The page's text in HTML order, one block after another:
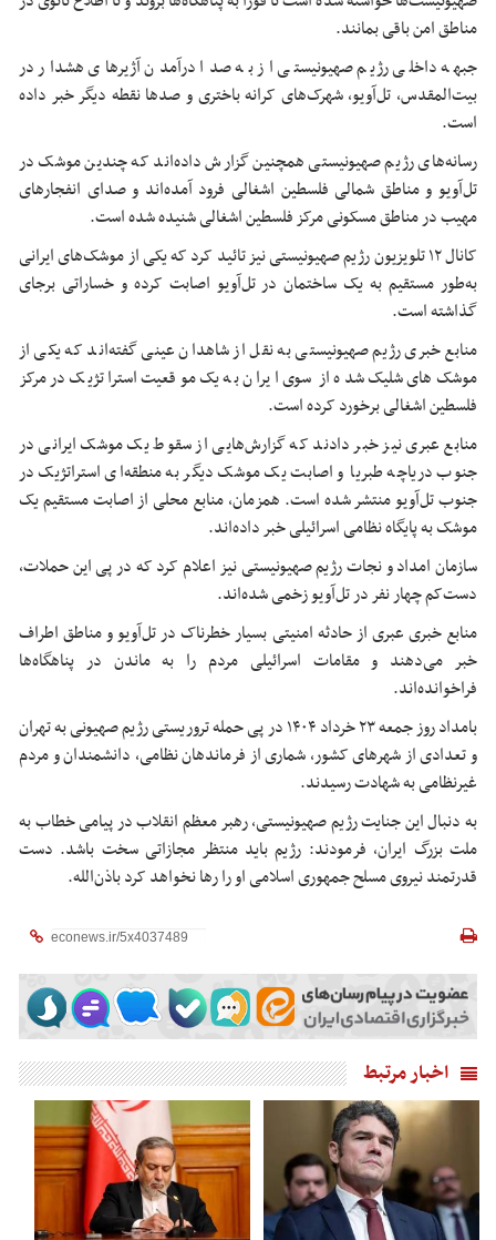
مناطق امن باقی بمانند.
جبهه داخلی رژیم صهیونیستی از به صدا درآمدن آژیرهای هشدار در
بیت‌المقدس، تل‌آویو، شهرک‌های کرانه باختری و صدها نقطه دیگر خبر داده
است.
رسانه‌های رژیم صهیونیستی همچنین گزارش داده‌اند که چندین موشک در
تل‌آویو و مناطق شمالی فلسطین اشغالی فرود آمده‌اند و صدای انفجارهای
مهیب در مناطق مسکونی مرکز فلسطین اشغالی شنیده شده است.
کانال ۱۲ تلویزیون رژیم صهیونیستی نیز تائید کرد که یکی از موشک‌های ایرانی
به‌طور مستقیم به یک ساختمان در تل‌آویو اصابت کرده و خساراتی برجای
گذاشته است.
منابع خبری رژیم صهیونیستی به نقل از شاهدان عینی گفته‌اند که یکی از
موشک‌های شلیک‌شده از سوی ایران به یک موقعیت استراتژیک در مرکز
فلسطین اشغالی برخورد کرده است.
منابع عبری نیز خبر دادند که گزارش‌هایی از سقوط یک موشک ایرانی در
جنوب دریاچه طبریا و اصابت یک موشک دیگر به منطقه‌ای استراتژیک در
جنوب تل‌آویو منتشر شده است. همزمان، منابع محلی از اصابت مستقیم یک
موشک به پایگاه نظامی اسرائیلی خبر داده‌اند.
سازمان امداد و نجات رژیم صهیونیستی نیز اعلام کرد که در پی این حملات،
دست‌کم چهار نفر در تل‌آویو زخمی شده‌اند.
منابع خبری عبری از حادثه امنیتی بسیار خطرناک در تل‌آویو و مناطق اطراف
خبر می‌دهند و مقامات اسرائیلی مردم را به ماندن در پناهگاه‌ها
فراخوانده‌اند.
بامداد روز جمعه ۲۳ خرداد ۱۴۰۴ در پی حمله تروریستی رژیم صهیونی به تهران
و تعدادی از شهرهای کشور، شماری از فرماندهان نظامی، دانشمندان و مردم
غیرنظامی به شهادت رسیدند.
به دنبال این جنایت رژیم صهیونیستی، رهبر معظم انقلاب در پیامی خطاب به
ملت بزرگ ایران، فرمودند: رژیم باید منتظر مجازاتی سخت باشد. دست
قدرتمند نیروی مسلح جمهوری اسلامی او را رها نخواهد کرد باذن‌الله.
اخبار مرتبط